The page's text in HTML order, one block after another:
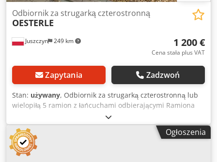
Juszczyn 249 km
Odbiornik za strugarką czterostronną
OESTERLE
1 200 €
Cena stała plus VAT
Zapytania Zadzwoń
Stan: używany, Odbiornik za strugarką czterostronną lub
wielopiłą 5 ramion z łańcuchami odbierającymi Ramiona
regulowane Długość całkowita maszyny 500cm Dcedpfslqxk
Aox Amvok Długość całkowita ramiona 220cm
Ogłoszenia